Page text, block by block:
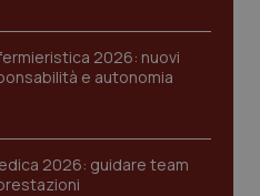
2026: nuovi
e autonomia
2026: guidare team
.youtube.com